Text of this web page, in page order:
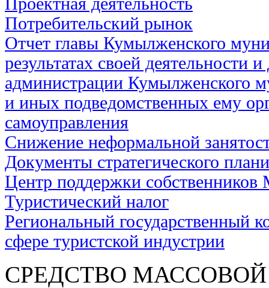
Потребительский рынок
Отчет главы Кумылженского
результатах своей деятельности
администрации Кумылженского
и иных подведомственных ему
самоуправления
Снижение неформальной
Документы стратегического
Центр поддержки
Туристический налог
Региональный государственный
сфере туристской индустрии
СРЕДСТВО